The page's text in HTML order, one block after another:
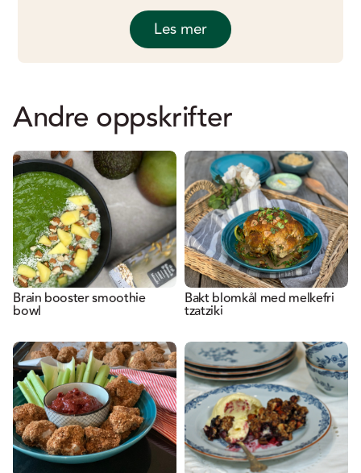
Les mer
Andre oppskrifter
Brain booster smoothie
bowl
Bakt blomkål med melkefri
tzatziki